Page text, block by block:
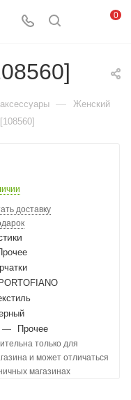
0
— Женский
доставку
— Прочее
только для
и может отличаться
магазинах